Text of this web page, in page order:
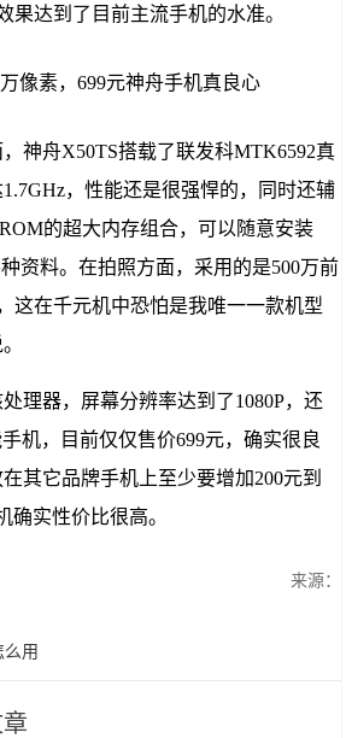
果达到了目前主流手机的水准。
，神舟X50TS搭载了联发科MTK6592真
1.7GHz，性能还是很强悍的，同时还辅
的超大内存组合，可以随意安装
资料。在拍照方面，采用的是500万前
这在千元机中恐怕是我唯一一款机型
理器，屏幕分辨率达到了1080P，还
机，目前仅仅售价699元，确实很良
其它品牌手机上至少要增加200元到
确实性价比很高。
来源：
么用